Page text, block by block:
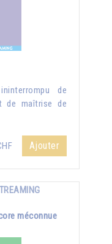
de
de maîtrise de
Ajouter
méconnue